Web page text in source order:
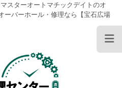
スターオートマチックデイトのオ
ーバーホール・修理なら【宝石広場